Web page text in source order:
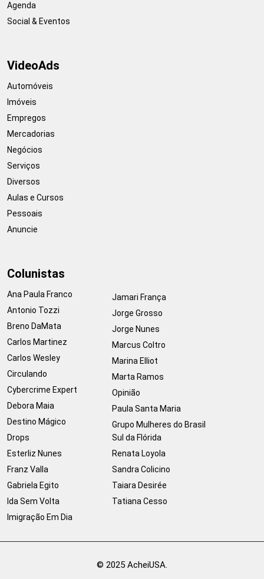
Agenda
Social & Eventos
VideoAds
Automóveis
Imóveis
Empregos
Mercadorias
Negócios
Serviços
Diversos
Aulas e Cursos
Pessoais
Anuncie
Colunistas
Ana Paula Franco
Antonio Tozzi
Breno DaMata
Carlos Martinez
Carlos Wesley
Circulando
Cybercrime Expert
Debora Maia
Destino Mágico
Drops
Esterliz Nunes
Franz Valla
Gabriela Egito
Ida Sem Volta
Imigração Em Dia
Jamari França
Jorge Grosso
Jorge Nunes
Marcus Coltro
Marina Elliot
Marta Ramos
Opinião
Paula Santa Maria
Grupo Mulheres do Brasil
Sul da Flórida
Renata Loyola
Sandra Colicino
Taiara Desirée
Tatiana Cesso
© 2025 AcheiUSA.